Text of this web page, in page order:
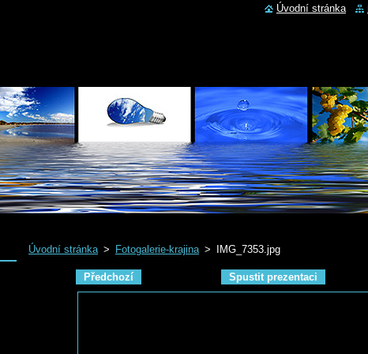
Úvodní stránka > Fotogalerie-krajina > IMG_7353.jpg
Předchozí Spustit prezentaci
Úvodní stránka